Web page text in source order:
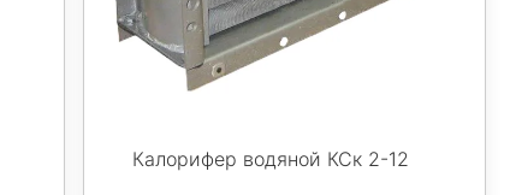
Калорифер водяной КСк 2-12